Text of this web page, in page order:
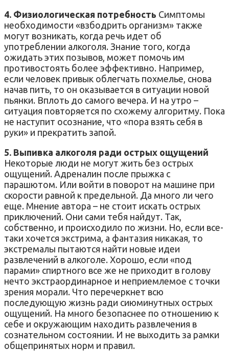
4. Физиологическая потребность Симптомы
необходимости «взбодрить организм» также
могут возникать, когда речь идет об
употреблении алкоголя. Знание того, когда
ожидать этих позывов, может помочь им
противостоять более эффективно. Например,
если человек привык облегчать похмелье, снова
начав пить, то он оказывается в ситуации новой
пьянки. Вплоть до самого вечера. И на утро –
ситуация повторяется по схожему алгоритму. Пока
не наступит осознание, что «пора взять себя в
руки» и прекратить запой.
5. Выпивка алкоголя ради острых ощущений
Некоторые люди не могут жить без острых
ощущений. Адреналин после прыжка с
парашютом. Или войти в поворот на машине при
скорости равной к предельной. Да много ли чего
еще. Мнение автора – не стоит искать острых
приключений. Они сами тебя найдут. Так,
собственно, и происходило по жизни. Но, если все-
таки хочется экстрима, а фантазия никакая, то
экстремалы пытаются найти новые идеи
развлечений в алкоголе. Хорошо, если «под
парами» спиртного все же не приходит в голову
нечто экстраординарное и неприемлемое с точки
зрения морали. Что перечеркнет всю
последующую жизнь ради сиюминутных острых
ощущений. На много безопаснее по отношению к
себе и окружающим находить развлечения в
сознательном состоянии. И не выходить за рамки
общепринятых норм и правил.